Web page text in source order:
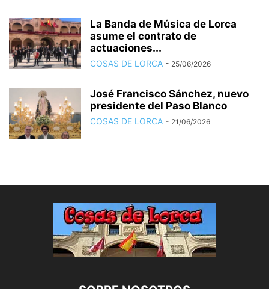
La Banda de Música de Lorca
asume el contrato de
actuaciones...
COSAS DE LORCA - 25/06/2026
José Francisco Sánchez, nuevo
presidente del Paso Blanco
COSAS DE LORCA - 21/06/2026